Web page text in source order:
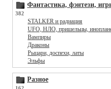
Фантастика, фэнтези,
382
STALKER и радиация
UFO, НЛО, пришельцы,
Вампиры
Драконы
Рыцари, доспехи, латы
Эльфы
Разное